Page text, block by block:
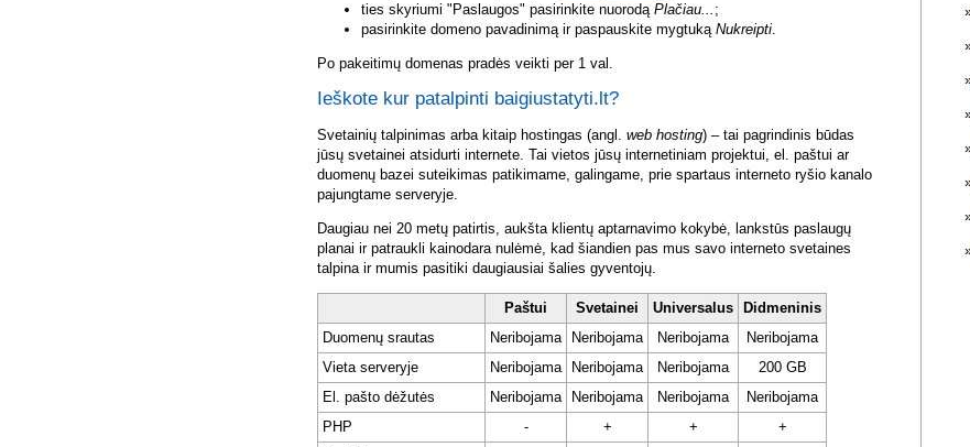
ties skyriumi "Paslaugos" pasirinkite nuorodą Plačiau... ;
pasirinkite domeno pavadinimą ir paspauskite mygtuką Nukreipti.
Po pakeitimų domenas pradės veikti per 1 val.
Ieškote kur patalpinti baigiustatyti.lt?
Svetainių talpinimas arba kitaip hostingas (angl. web hosting) – tai pagrindinis būdas
jūsų svetainei atsidurti internete. Tai vietos jūsų internetiniam projektui, el. paštui ar
duomenų bazei suteikimas patikimame, galingame, prie spartaus interneto ryšio kanalo
pajungtame serveryje.
Daugiau nei 20 metų patirtis, aukšta klientų aptarnavimo kokybė, lankstūs paslaugų
planai ir patraukli kainodara nulėmė, kad šiandien pas mus savo interneto svetaines
talpina ir mumis pasitiki daugiausiai šalies gyventojų.
Paštui Svetainei Universalus
Didmeninis
Duomenų srautas
Neribojama Neribojama Neribojama
Neribojama
Vieta serveryje
Neribojama Neribojama Neribojama
200 GB
El. pašto dėžutės
Neribojama Neribojama Neribojama
Neribojama
PHP
- + +
+